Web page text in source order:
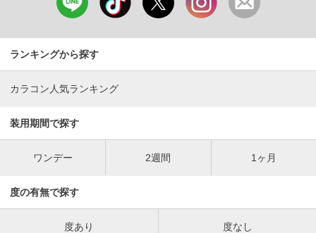
ランキングから探す
カラコン人気ランキング
装用期間で探す
ワンデー 2週間 1ヶ月
度の有無で探す
度あり 度なし